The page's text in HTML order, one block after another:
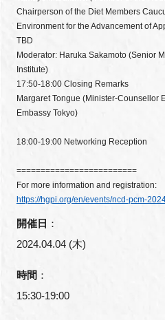
Chairperson of the Diet Members
Environment for the Advancement of
TBD
Moderator: Haruka Sakamoto (Senior
Institute)
17:50-18:00 Closing Remarks
Margaret Tongue (Minister-Counsellor
Embassy Tokyo)
18:00-19:00 Networking Reception
=========================
For more information and registration:
https://hgpi.org/en/events/ncd-pcm-
開催日 ：
2024.04.04 (木)
時間 ：
15:30-19:00